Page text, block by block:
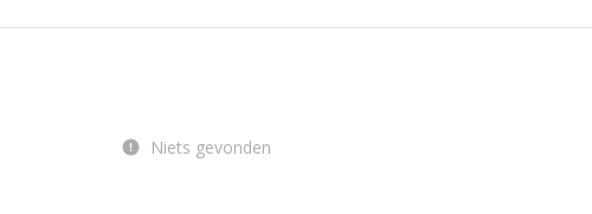
Niets gevonden